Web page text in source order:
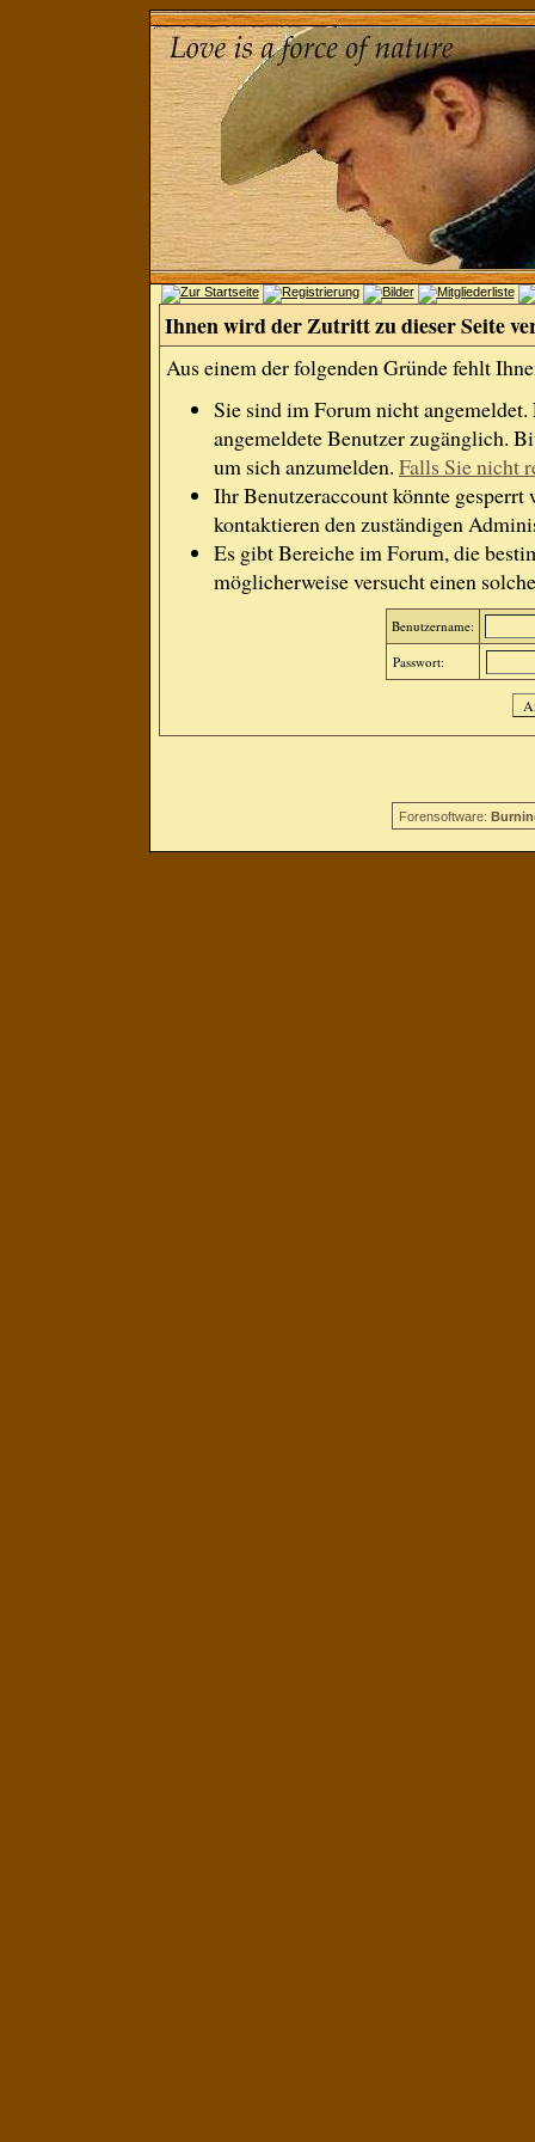
Ihnen wird der Zutritt zu dieser Seite
Aus einem der folgenden Gründe fehlt
Sie sind im Forum nicht
angemeldete Benutzer zugänglich.
um sich anzumelden. Falls Sie nicht
Ihr Benutzeraccount könnte gesperrt
kontaktieren den zuständigen
Es gibt Bereiche im Forum, die
möglicherweise versucht einen
Benutzername:
Passwort:
Forensoftware: